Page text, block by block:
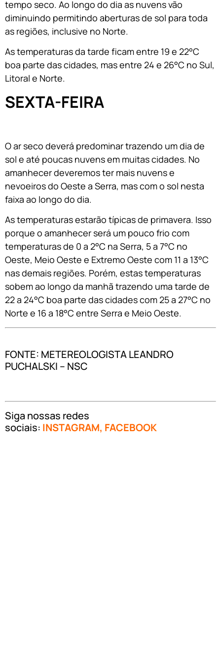
tempo seco. Ao longo do dia as nuvens vão
diminuindo permitindo aberturas de sol para toda
as regiões, inclusive no Norte.
As temperaturas da tarde ficam entre 19 e 22°C
boa parte das cidades, mas entre 24 e 26°C no Sul,
Litoral e Norte.
SEXTA-FEIRA
O ar seco deverá predominar trazendo um dia de
sol e até poucas nuvens em muitas cidades. No
amanhecer deveremos ter mais nuvens e
nevoeiros do Oeste a Serra, mas com o sol nesta
faixa ao longo do dia.
As temperaturas estarão típicas de primavera. Isso
porque o amanhecer será um pouco frio com
temperaturas de 0 a 2°C na Serra, 5 a 7°C no
Oeste, Meio Oeste e Extremo Oeste com 11 a 13°C
nas demais regiões. Porém, estas temperaturas
sobem ao longo da manhã trazendo uma tarde de
22 a 24°C boa parte das cidades com 25 a 27°C no
Norte e 16 a 18°C entre Serra e Meio Oeste.
FONTE: METEREOLOGISTA LEANDRO
PUCHALSKI – NSC
Siga nossas redes
sociais: INSTAGRAM, FACEBOOK